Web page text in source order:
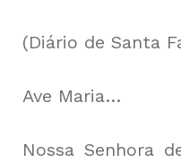
(Diário de Santa
Ave Maria…
Nossa Senhora